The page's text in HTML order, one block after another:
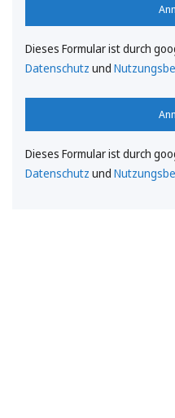
Dieses Formular ist durch
Datenschutz und
Dieses Formular ist durch
Datenschutz und